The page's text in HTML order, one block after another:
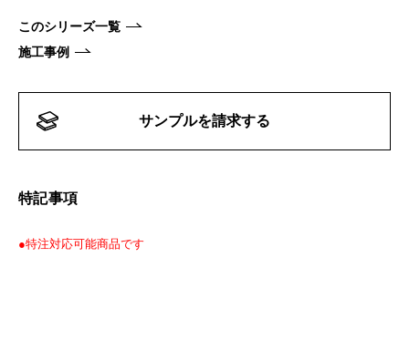
このシリーズ一覧
施工事例
サンプルを請求する
特記事項
●特注対応可能商品です